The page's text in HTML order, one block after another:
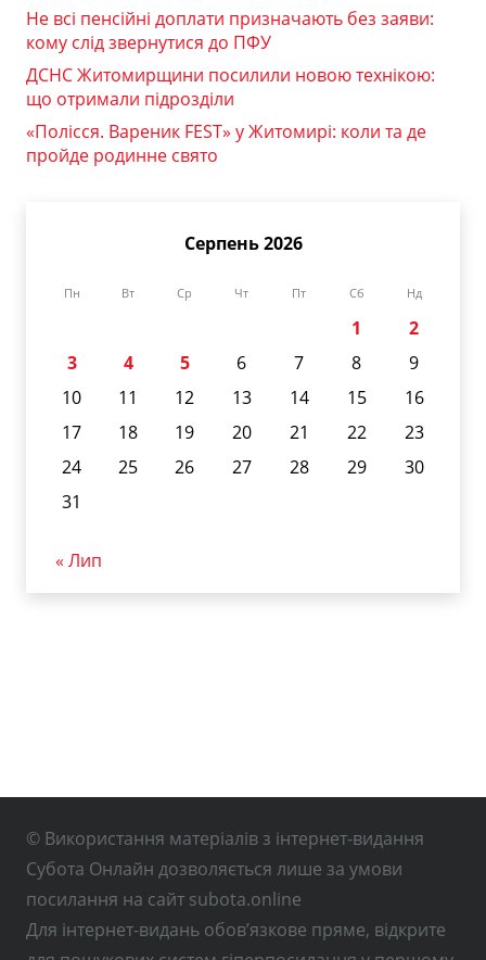
Не всі пенсійні доплати призначають без заяви:
кому слід звернутися до ПФУ
ДСНС Житомирщини посилили новою технікою:
що отримали підрозділи
«Полісся. Вареник FEST» у Житомирі: коли та де
пройде родинне свято
Серпень 2026
Пн Вт Ср Чт Пт Сб Нд
1
2
3
4 5 6 7 8
9
10
11 12 13 14 15
16
17
18 19 20 21 22
23
24
25 26 27 28 29
30
31
« Лип
© Використання матеріалів з інтернет-видання
Субота Онлайн дозволяється лише за умови
посилання на сайт subota.online
Для інтернет-видань обов’язкове пряме, відкрите